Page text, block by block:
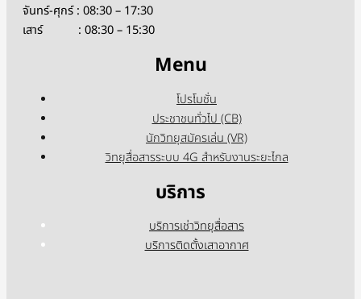
จันทร์-ศุกร์ : 08:30 – 17:30
เสาร์ : 08:30 – 15:30
Menu
โปรโมชั่น
ประชาชนทั่วไป (CB)
นักวิทยุสมัครเล่น (VR)
วิทยุสื่อสารระบบ 4G สำหรับงานระยะไกล
บริการ
บริการเช่าวิทยุสื่อสาร
บริการติดตั้งเสาอากาศ